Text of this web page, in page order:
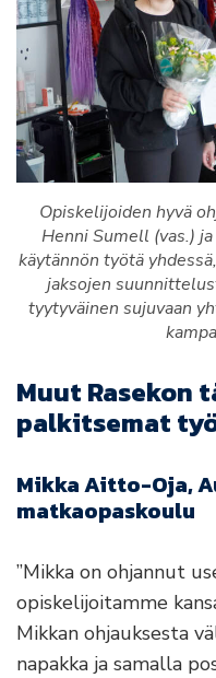
Opiskelijoiden hyvä
Henni Sumell (vas.)
käytännön työtä
jaksojen
tyytyväinen sujuvaan
Muut Rasekon
palkitsemat
Mikka Aitto-Oja,
matkaopaskoulu
”Mikka on ohjannut
opiskelijoitamme
Mikkan ohjauksesta
napakka ja samalla